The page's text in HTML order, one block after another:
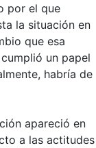
por el que
la situación en
que esa
un papel
habría de
apareció en
a las actitudes